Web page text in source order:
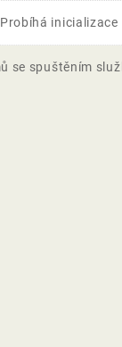
Probíhá inicializace
se spuštěním